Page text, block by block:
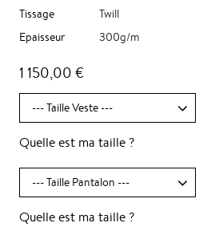
Tissage
Twill
Epaisseur
300g/m
1 150,00 €
Quelle est ma taille ?
Quelle est ma taille ?